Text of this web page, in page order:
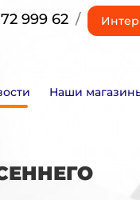
72 999 62 /
Наши